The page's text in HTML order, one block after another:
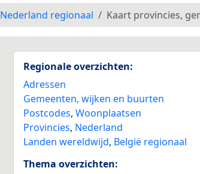
Nederland regionaal Kaart provincies,
Regionale overzichten:
Adressen
Gemeenten, wijken en buurten
Postcodes,Woonplaatsen
Provincies, Nederland
Landen wereldwijd, België regionaal
Thema overzichten: